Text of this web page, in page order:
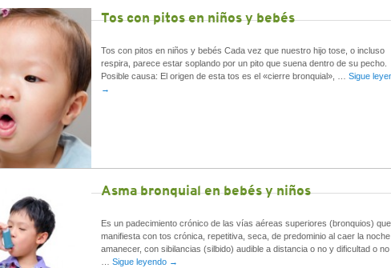
Tos con pitos en niños y bebés
Tos con pitos en niños y bebés Cada vez que nuestro hijo tose, o incluso
respira, parece estar soplando por un pito que suena dentro de su pecho.
Posible causa: El origen de esta tos es el «cierre bronquial», … Sigue
→
Asma bronquial en bebés y niños
Es un padecimiento crónico de las vías aéreas superiores (bronquios)
manifiesta con tos crónica, repetitiva, seca, de predominio al caer la noche
amanecer, con sibilancias (silbido) audible a distancia o no y dificultad o no
Sigue leyendo →